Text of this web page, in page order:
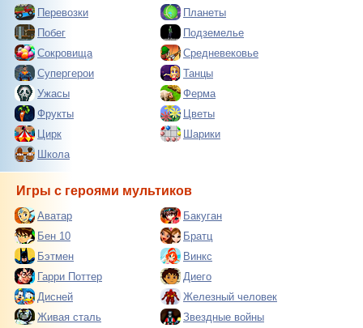
Перевозки
Планеты
Побег
Подземелье
Сокровища
Средневековье
Супергерои
Танцы
Ужасы
Ферма
Фрукты
Цветы
Цирк
Шарики
Школа
Игры с героями мультиков
Аватар
Бакуган
Бен 10
Братц
Бэтмен
Винкс
Гарри Поттер
Диего
Дисней
Железный человек
Живая сталь
Звездные войны